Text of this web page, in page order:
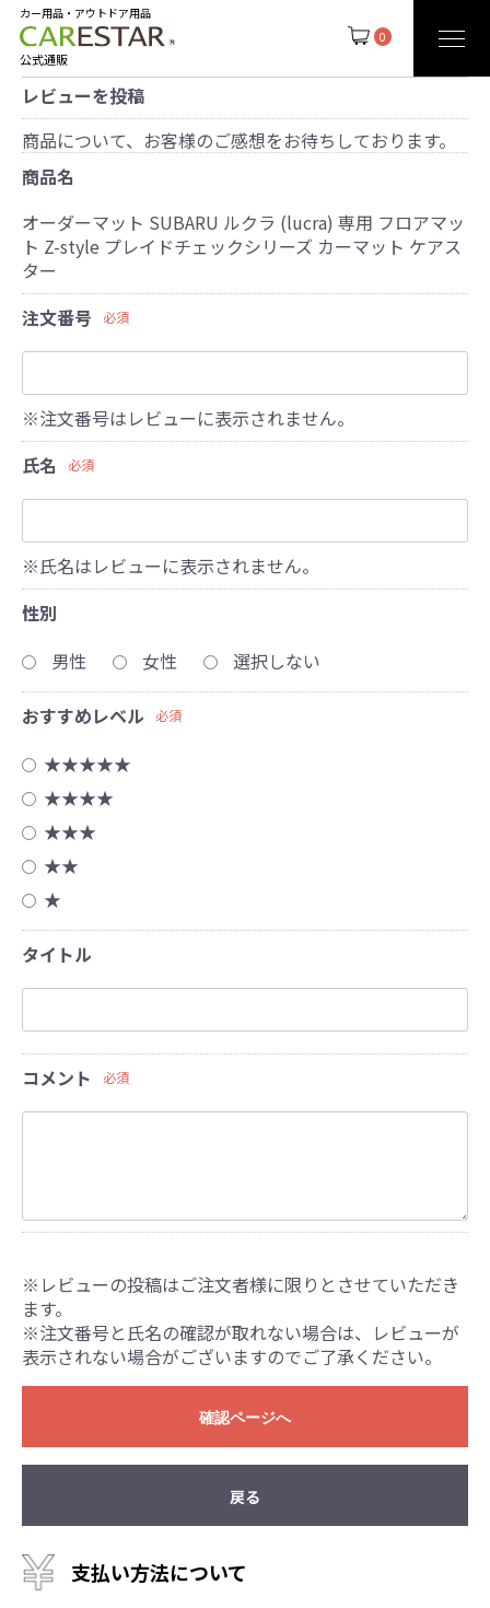
0
カー用品・アウトドア用品
公式通販
レビューを投稿
商品について、お客様のご感想をお待ちしております。
商品名
オーダーマット SUBARU ルクラ (lucra) 専用 フロアマッ
ト Z-style プレイドチェックシリーズ カーマット ケアス
ター
注文番号
必須
※注文番号はレビューに表示されません。
氏名
必須
※氏名はレビューに表示されません。
性別
男性
女性 選択しない
おすすめレベル 必須
★★★★★
★★★★
★★★
★★
★
タイトル
コメント 必須
※レビューの投稿はご注文者様に限りとさせていただき
ます。
※注文番号と氏名の確認が取れない場合は、レビューが
表示されない場合がございますのでご了承ください。
確認ページへ
戻る
支払い方法について